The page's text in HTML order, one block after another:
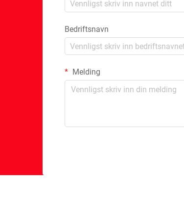
Bedriftsnavn
Melding